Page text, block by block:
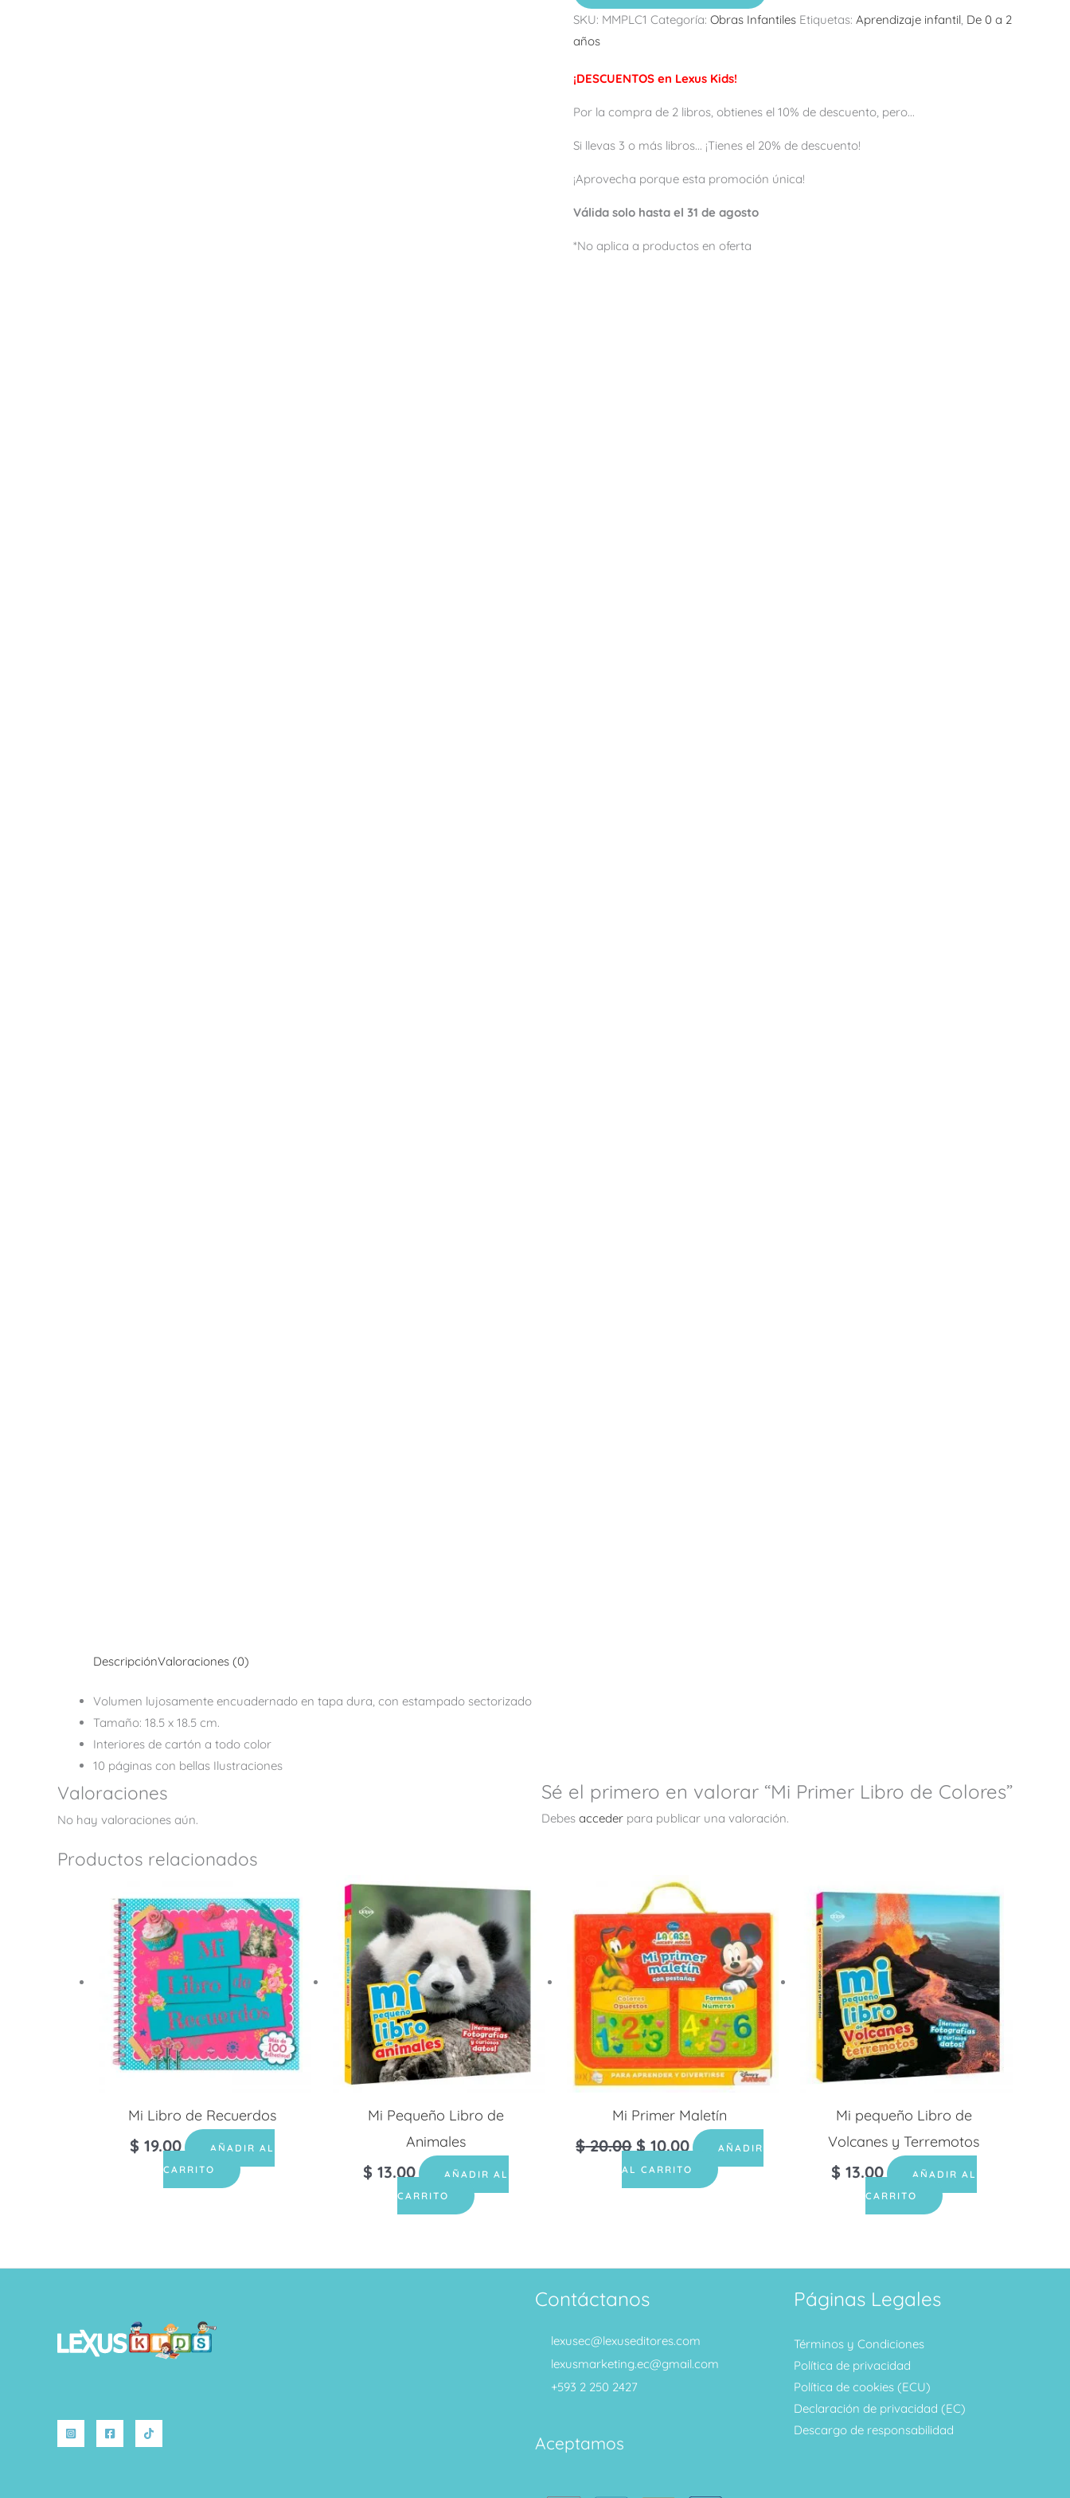
SKU: MMPLC1 Categoría: Obras Infantiles Etiquetas: Aprendizaje infantil De 0 a 2
años
¡DESCUENTOS en Lexus Kids!
Por la compra de 2 libros, obtienes el 10% de descuento, pero...
Si llevas 3 o más libros... ¡Tienes el 20% de descuento!
¡Aprovecha porque esta promoción única!
Válida solo hasta el 31 de agosto
*No aplica a productos en oferta
DescripciónValoraciones (0)
Volumen lujosamente encuadernado en tapa dura, con estampado sectorizado
Tamaño: 18.5 x 18.5 cm.
Interiores de cartón a todo color
10 páginas con bellas Ilustraciones
Valoraciones
No hay valoraciones aún.
Sé el primero en valorar “Mi Primer Libro de Colores”
Debes acceder para publicar una valoración.
Productos relacionados
Mi Libro de Recuerdos
$ 19.00
AÑADIR AL
CARRITO
Mi Pequeño Libro de
Animales
$ 13.00
AÑADIR AL
CARRITO
Mi Primer Maletín
$20.00 $10.00
AÑADIR
AL CARRITO
Mi pequeño Libro de
Volcanes y Terremotos
$ 13.00
AÑADIR AL
CARRITO
Contáctanos
lexusec@lexuseditores.com
lexusmarketing.ec@gmail.com
+593 2 250 2427
Aceptamos
Páginas Legales
Términos y Condiciones
Política de privacidad
Política de cookies (ECU)
Declaración de privacidad (EC)
Descargo de responsabilidad